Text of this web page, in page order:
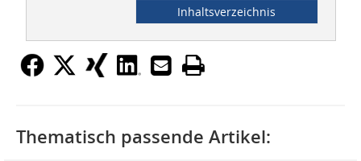
Inhaltsverzeichnis
Thematisch passende Artikel: